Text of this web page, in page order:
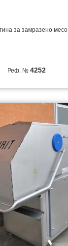
за замразено месо
Реф. № 4252